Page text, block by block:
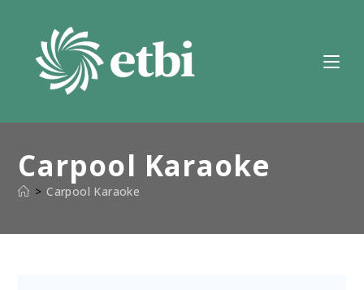
Carpool Karaoke
> Carpool Karaoke